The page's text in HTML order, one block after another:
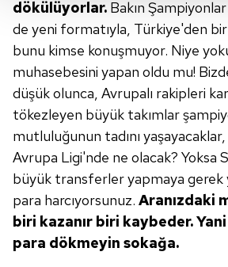
Her halükârda, kullanıcılar, bu
takdirde, kullanıcılara hedefli reklamlar
gösterilmeyecektir."
Sizlere daha iyi bir hizmet sunabilmek
Sitemizde kendimize ve üçüncü
kullanılmaktadır. Bu çerezler
verileriniz işlenmekte olup gerekli
toplumu hizmetlerinin sunulması
kullanılmaktadır. Diğer çerezler,
kılınması ve kişiselleştirilmesi ve
reklam/pazarlama faaliyetlerinin
sınırlı olarak açık rızanız dahilinde
dökülüyorlar. Bakın
de yeni formatıyla, Türkiye'den
bunu kimse konuşmuyor. Niye
muhasebesini yapan oldu mu!
düşük olunca, Avrupalı rakipleri
tökezleyen büyük takımlar
mutluluğunun tadını
Avrupa Ligi'nde ne olacak? Yoksa
büyük transferler yapmaya gerek
para harcıyorsunuz. Aranızdaki
biri kazanır biri kaybeder. Yani
para dökmeyin sokağa.